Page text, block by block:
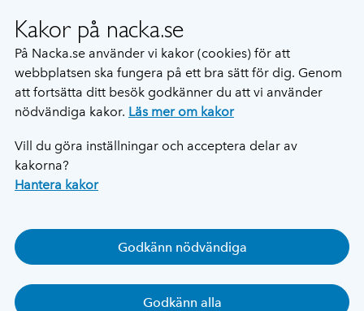
Kakor på nacka.se
På Nacka.se använder vi kakor (cookies) för att
webbplatsen ska fungera på ett bra sätt för dig. Genom
att fortsätta ditt besök godkänner du att vi använder
nödvändiga kakor. Läs mer om kakor
Vill du göra inställningar och acceptera delar av
kakorna?
Hantera kakor
Godkänn nödvändiga
Godkänn alla